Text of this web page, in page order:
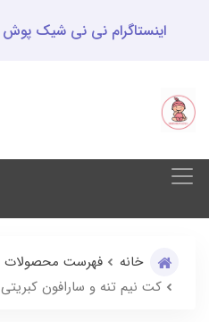
اینستاگرام نی نی شیک پوش
خانه
فهرست محصولات
کت نیم تنه و سارافون کبریتی